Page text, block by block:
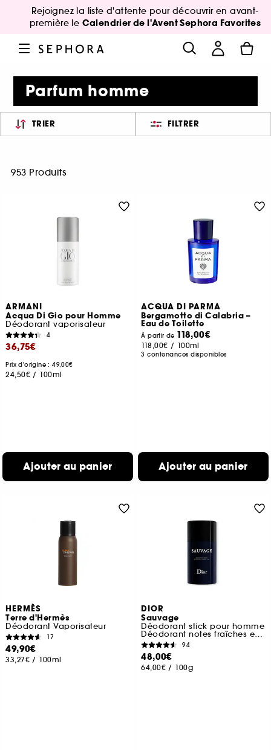
Rejoignez la liste d'attente pour découvrir en avant-
première le Calendrier de l'Avent Sephora Favorites
Parfum homme
TRIER FILTRER
953 Produits
ARMANI
Acqua Di Gio pour Homme
Déodorant vaporisateur
4
36,75€
Prix d'origine : 49,00€
24,50€ / 100ml
Ajouter au panier
ACQUA DI PARMA
Bergamotto di Calabria –
Eau de Toilette
À partir de 118,00€
118,00€ / 100ml
3 contenances disponibles
Ajouter au panier
HERMÈS
Terre d'Hermès
Déodorant Vaporisateur
17
49,90€
33,27€ / 100ml
DIOR
Sauvage
Déodorant stick pour homme
Déodorant notes fraîches et boisées
94
48,00€
64,00€ / 100g